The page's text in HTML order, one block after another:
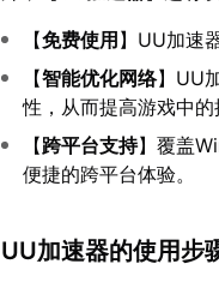
【免费使用 】UU加速
【智能优化网络】UU
性，从而提高游戏中的
【跨平台支持】覆盖
便捷的跨平台体验。
UU加速器的使用步